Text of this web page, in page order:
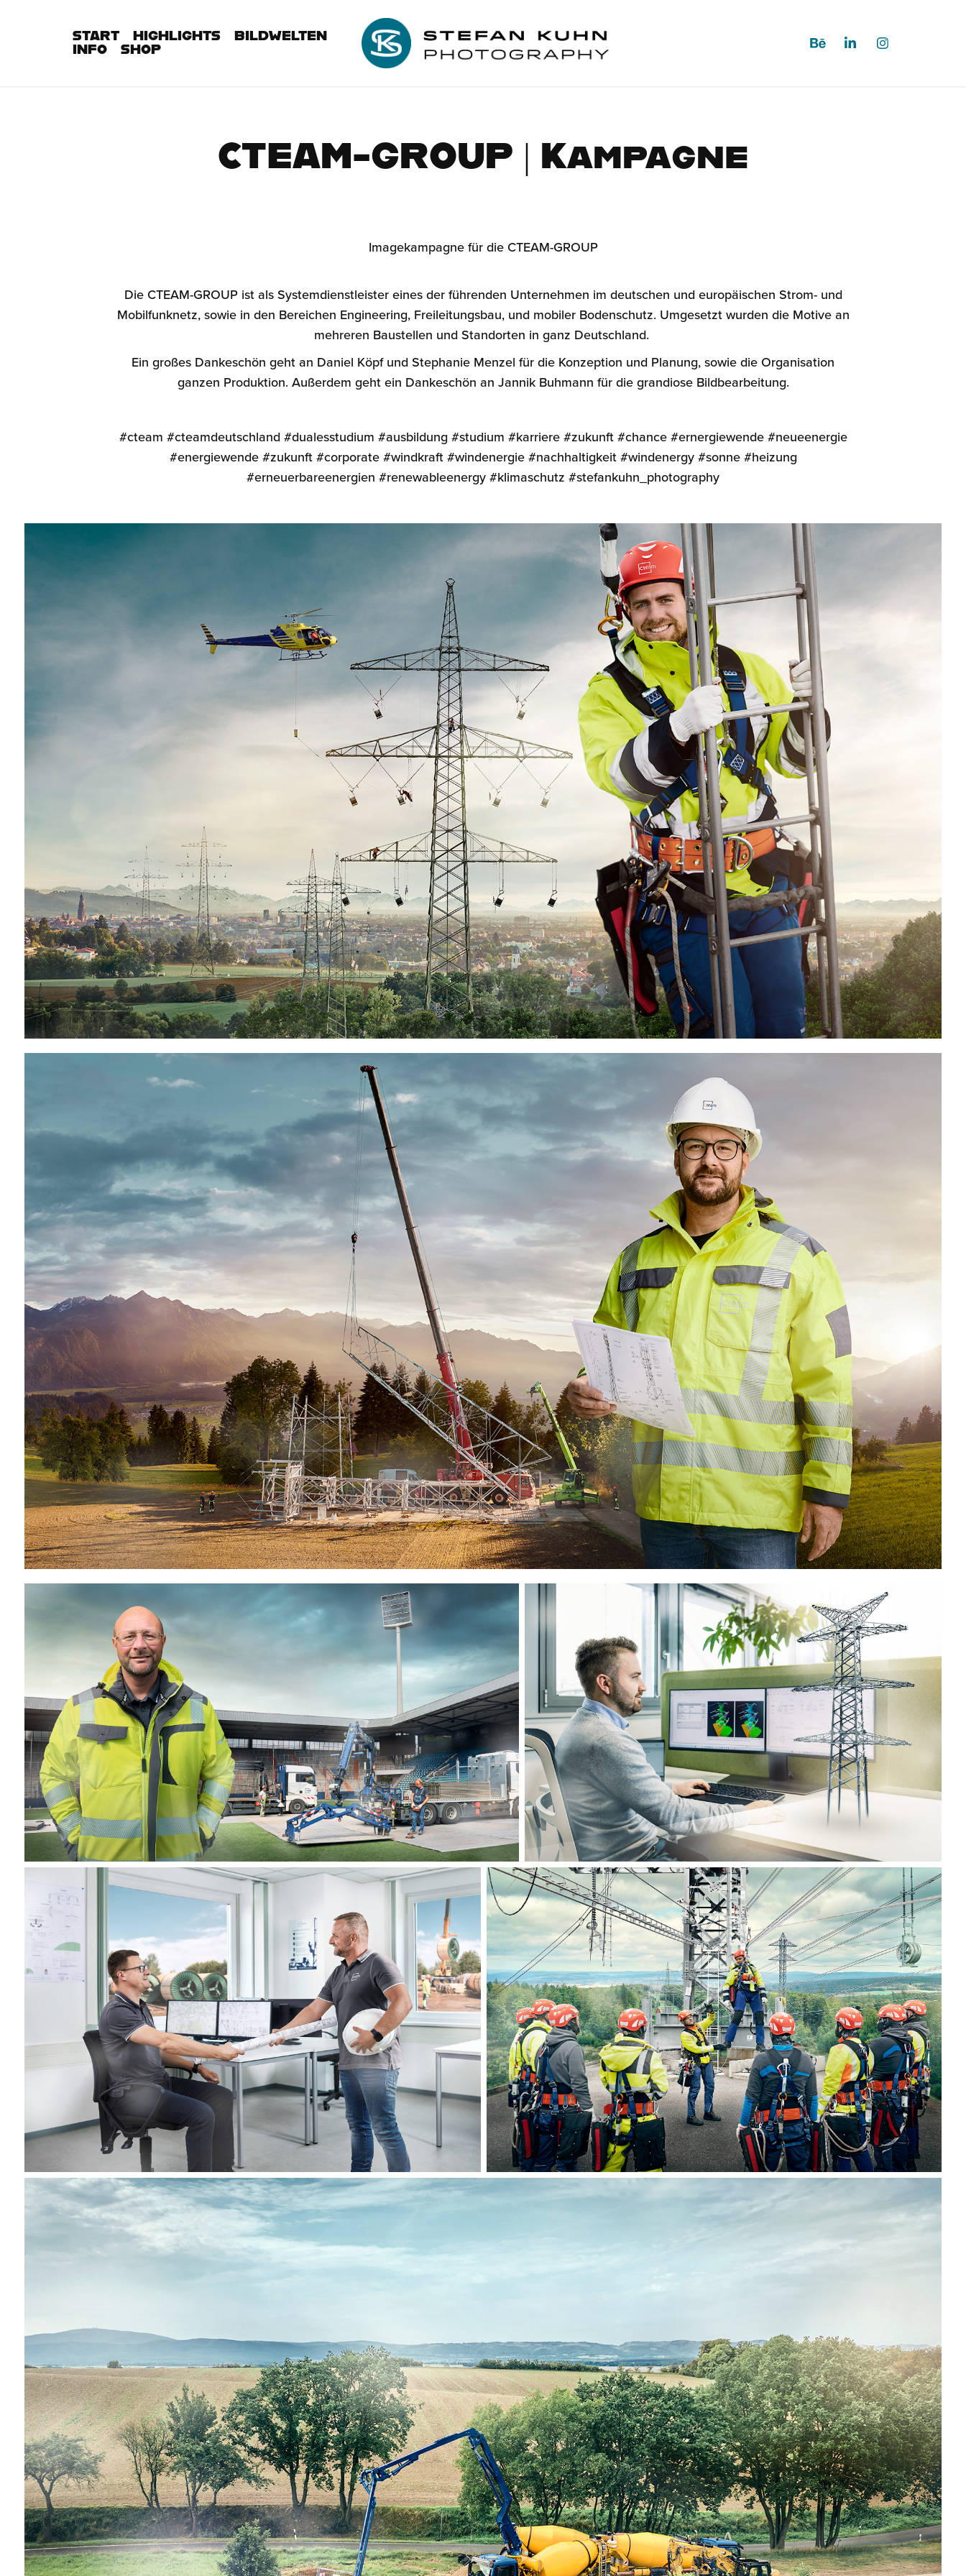
START HIGHLIGHTS
BILDWELTEN
INFO
SHOP
CTEAM-GROUP | Kampagne
Imagekampagne für die CTEAM-GROUP
Die CTEAM-GROUP ist als Systemdienstleister eines der führenden Unternehmen im deutschen und europäischen Strom- und
Mobilfunknetz, sowie in den Bereichen Engineering, Freileitungsbau, und mobiler Bodenschutz. Umgesetzt wurden die Motive an
mehreren Baustellen und Standorten in ganz Deutschland.
Ein großes Dankeschön geht an Daniel Köpf und Stephanie Menzel für die Konzeption und Planung, sowie die Organisation
ganzen Produktion. Außerdem geht ein Dankeschön an Jannik Buhmann für die grandiose Bildbearbeitung.
#cteam #cteamdeutschland #dualesstudium #ausbildung #studium #karriere #zukunft #chance #ernergiewende #neueenergie
#energiewende #zukunft #corporate #windkraft #windenergie #nachhaltigkeit #windenergy #sonne #heizung
#erneuerbareenergien #renewableenergy #klimaschutz #stefankuhn_photography